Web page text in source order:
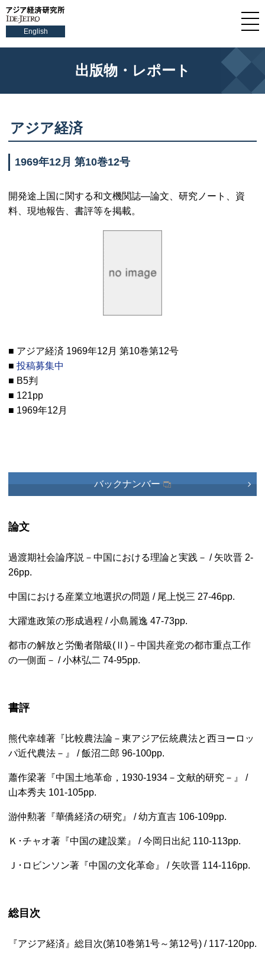
English
出版物・レポート
アジア経済
1969年12月 第10巻12号
開発途上国に関する和文機関誌—論文、研究ノート、資
料、現地報告、書評等を掲載。
■ アジア経済 1969年12月 第10巻第12号
■ 投稿募集中
■ B5判
■ 121pp
■ 1969年12月
バックナンバー
論文
過渡期社会論序説－中国における理論と実践－ / 矢吹晋 2-
26pp.
中国における産業立地選択の問題 / 尾上悦三 27-46pp.
大躍進政策の形成過程 / 小島麗逸 47-73pp.
都市の解放と労働者階級(Ⅱ)－中国共産党の都市重点工作
の一側面－ / 小林弘二 74-95pp.
書評
熊代幸雄著『比較農法論－東アジア伝統農法と西ヨーロッ
パ近代農法－』 / 飯沼二郎 96-100pp.
蕭作梁著『中国土地革命，1930-1934－文献的研究－』 /
山本秀夫 101-105pp.
游仲勲著『華僑経済の研究』 / 幼方直吉 106-109pp.
Ｋ･チャオ著『中国の建設業』 / 今岡日出紀 110-113pp.
Ｊ･ロビンソン著『中国の文化革命』 / 矢吹晋 114-116pp.
総目次
『アジア経済』総目次(第10巻第1号～第12号) / 117-120pp.